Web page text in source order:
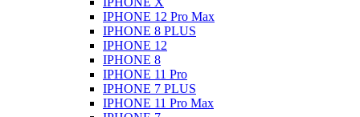
IPHONE 12 Pro Max
IPHONE 8 PLUS
IPHONE 12
IPHONE 8
IPHONE 11 Pro
IPHONE 7 PLUS
IPHONE 11 Pro Max